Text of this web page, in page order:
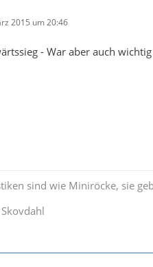
2015 um 20:46
- War aber auch
sind wie Miniröcke, sie